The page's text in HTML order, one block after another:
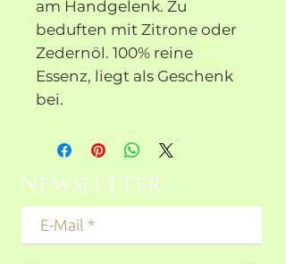
am Handgelenk. Zu
beduften mit Zitrone oder
Zedernöl. 100% reine
Essenz, liegt als Geschenk
bei.
Newsletter